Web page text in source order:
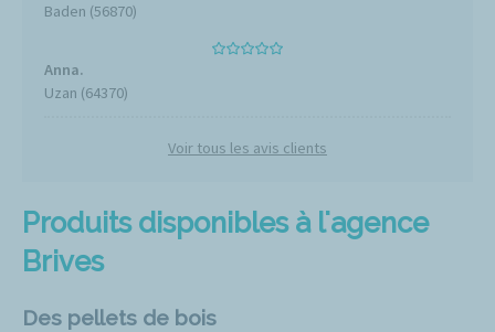
Produits disponibles à l'agence
Brives
Des pellets de bois
Baden (56870)
Anna.
Uzan (64370)
Voir tous les avis clients